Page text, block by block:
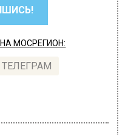
МОСРЕГИОН:
ТЕЛЕГРАМ